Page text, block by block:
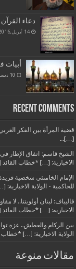
دعاء القرآن
14 أبريل,2016
أبيات
10 ديسمبر,2017
Recent Comments
قضية المرأة بين الفكر
[…]...
الشيخ قاسم: اتفاق الإطار
الاخبارية: […] *خطاب
الإمام الخامنئي شخصية
للحاكمية - الولاية
قاليباف: لبنان أولويتنا.. لا
الاخبارية: […] *خطاب
بين الركام والعطش.. غزة
الولاية الاخبارية: […]
مقالات منوعة